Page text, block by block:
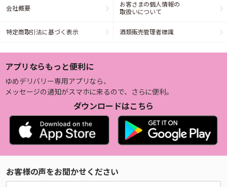
会社概要
お客さまの個人情報の
取扱いについて
特定商取引法に基づく表示 酒類販売管理者標識
アプリならもっと便利に
ゆめデリバリー専用アプリなら、
メッセージの通知がスマホに来るので、さらに便利。
ダウンロードはこちら
お客様の声をお聞かせください